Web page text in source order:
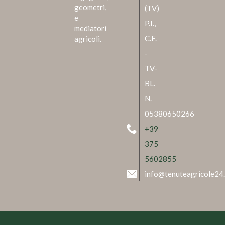
geometri,
e
mediatori
agricoli.
(TV)
P.I.,
C.F.
-
TV-
BL.
N.
05380650266
+39
375
5602855